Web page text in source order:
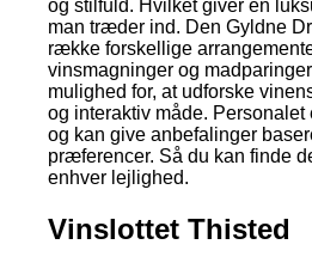
og stilfuld. Hvilket giver en
man træder ind. Den Gyldne
række forskellige
vinsmagninger og
mulighed for, at udforske
og interaktiv måde. Personalet
og kan give anbefalinger
præferencer. Så du kan finde
enhver lejlighed.
Vinslottet Thisted